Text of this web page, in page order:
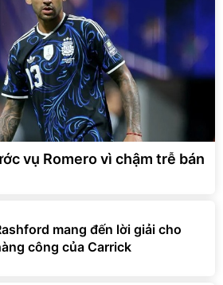
vụ Romero vì chậm trễ bán
mang đến lời giải cho
công của Carrick